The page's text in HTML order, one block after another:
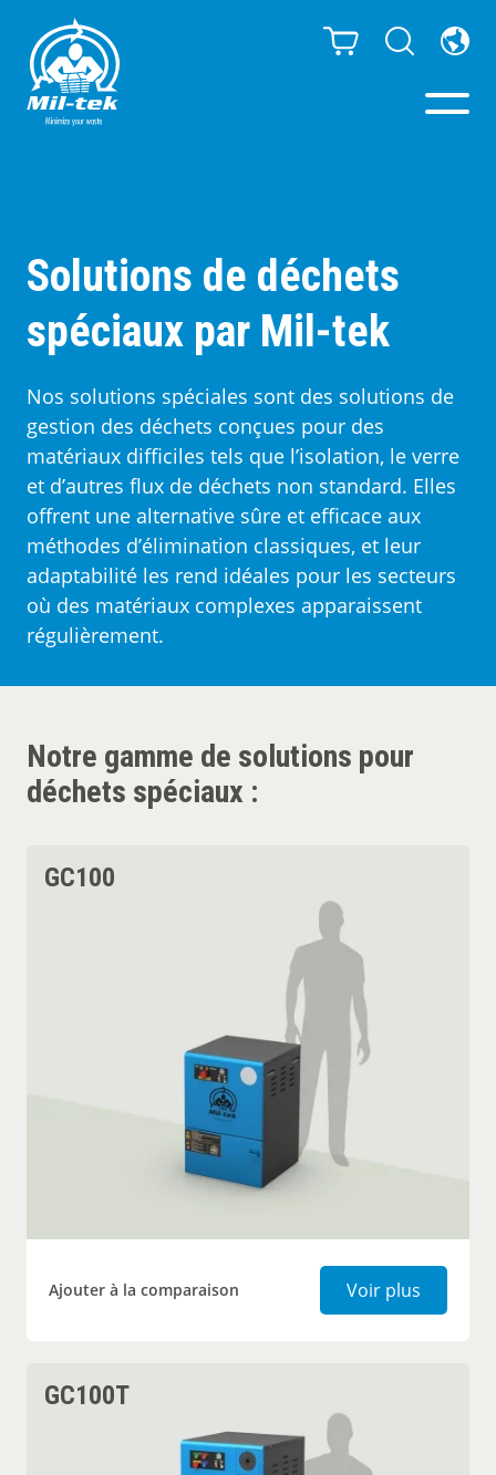
Webshop
Secteurs
Matériaux
Clients
A propos
Contact
Solutions de déchets
spéciaux par Mil-tek
Nos solutions spéciales sont des solutions de
gestion des déchets conçues pour des
matériaux difficiles tels que l’isolation, le verre
et d’autres flux de déchets non standard. Elles
offrent une alternative sûre et efficace aux
méthodes d’élimination classiques, et leur
adaptabilité les rend idéales pour les secteurs
où des matériaux complexes apparaissent
régulièrement.
Notre gamme de solutions pour
déchets spéciaux :
GC100
Ajouter à la comparaison Voir plus
GC100T